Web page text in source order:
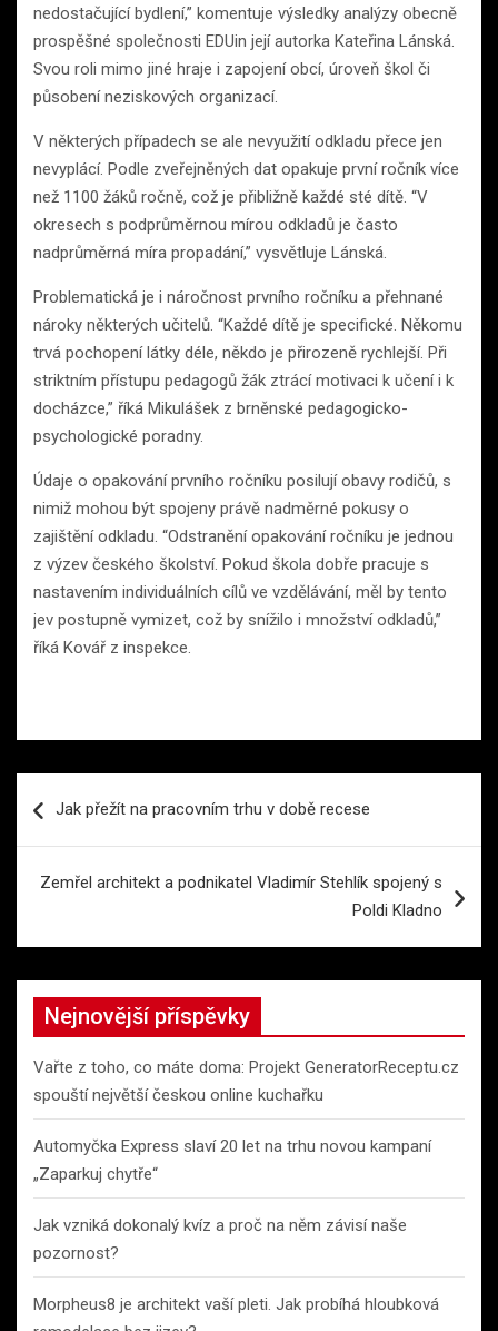
nedostačující bydlení,” komentuje výsledky analýzy obecně
prospěšné společnosti EDUin její autorka Kateřina Lánská.
Svou roli mimo jiné hraje i zapojení obcí, úroveň škol či
působení neziskových organizací.
V některých případech se ale nevyužití odkladu přece jen
nevyplácí. Podle zveřejněných dat opakuje první ročník více
než 1100 žáků ročně, což je přibližně každé sté dítě. “V
okresech s podprůměrnou mírou odkladů je často
nadprůměrná míra propadání,” vysvětluje Lánská.
Problematická je i náročnost prvního ročníku a přehnané
nároky některých učitelů. “Každé dítě je specifické. Někomu
trvá pochopení látky déle, někdo je přirozeně rychlejší. Při
striktním přístupu pedagogů žák ztrácí motivaci k učení i k
docházce,” říká Mikulášek z brněnské pedagogicko-
psychologické poradny.
Údaje o opakování prvního ročníku posilují obavy rodičů, s
nimiž mohou být spojeny právě nadměrné pokusy o
zajištění odkladu. “Odstranění opakování ročníku je jednou
z výzev českého školství. Pokud škola dobře pracuje s
nastavením individuálních cílů ve vzdělávání, měl by tento
jev postupně vymizet, což by snížilo i množství odkladů,”
říká Kovář z inspekce.
proJak přežít na pracovním trhu v době recese
Zemřel architekt a podnikatel Vladimír Stehlík spojený s
Poldi Kladno
Nejnovější příspěvky
Vařte z toho, co máte doma: Projekt GeneratorReceptu.cz
spouští největší českou online kuchařku
Automyčka Express slaví 20 let na trhu novou kampaní
„Zaparkuj chytře“
Jak vzniká dokonalý kvíz a proč na něm závisí naše
pozornost?
Morpheus8 je architekt vaší pleti. Jak probíhá hloubková